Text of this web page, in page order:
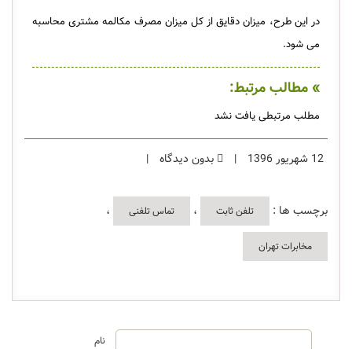
در این طرح، میزان دقایق از کل میزان مصرف مکالمه مشتری محاسبه
می شود.
» مطالب مرتبط:
مطلب مرتبطی یافت نشد
12 شهریور 1396 | بدون دیدگاه |
برچسب ها : تلفن ثابت ، تماس تلفنی ،
مخابرات تهران
نام